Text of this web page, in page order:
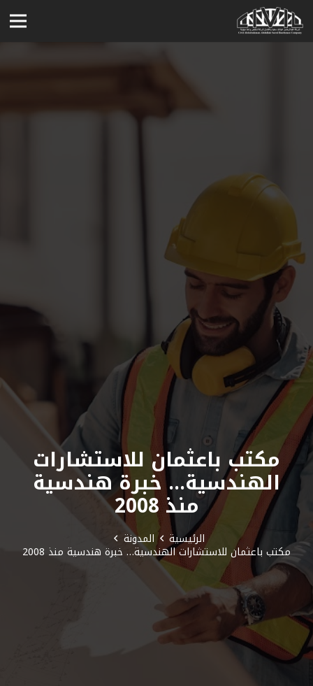
مكتب باعثمان للاستشارات
الهندسية… خبرة هندسية
منذ 2008
الرئيسية المدونة
مكتب باعثمان للاستشارات الهندسية… خبرة هندسية منذ 2008